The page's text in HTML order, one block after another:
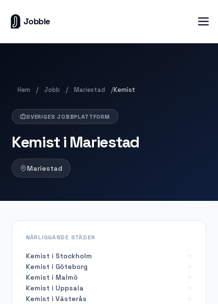
Jobble
Hem / Jobb / Mariestad /Kemist
SVERIGES JOBBPLATTFORM
Kemist i Mariestad
Mariestad
NÄRLIGGANDE STÄDER
Kemist i Stockholm
Kemist i Göteborg
Kemist i Malmö
Kemist i Uppsala
Kemist i Västerås